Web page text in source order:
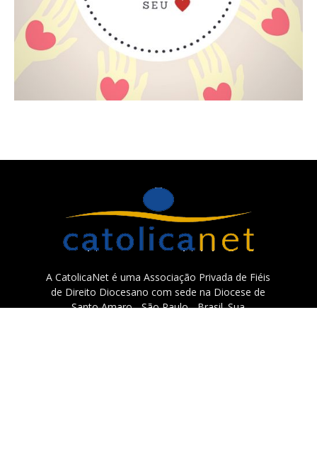
A CatolicaNet é uma Associação Privada de Fiéis
de Direito Diocesano com sede na Diocese de
Santo Amaro - São Paulo - Brasil. Sua